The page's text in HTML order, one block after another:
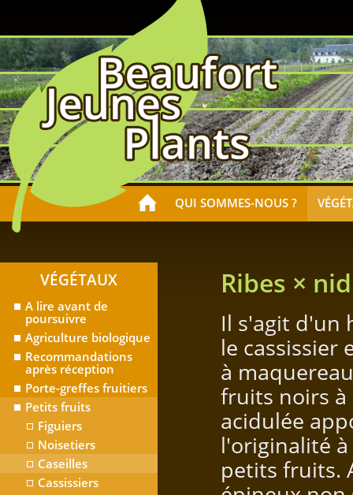
QUI SOMMES-NOUS ?
Ribes ×
Il s'agit d'un
le cassissier
à
fruits noirs à
acidulée
l'originalité
petits fruits.
VÉGÉTAUX
A lire avant de
poursuivre
Agriculture biologique
Recommandations
après réception
Porte-greffes fruitiers
Petits fruits
Figuiers
Noisetiers
Caseilles
Cassissiers